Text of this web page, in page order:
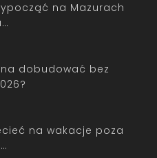
na Mazurach
dobudować bez
na wakacje poza